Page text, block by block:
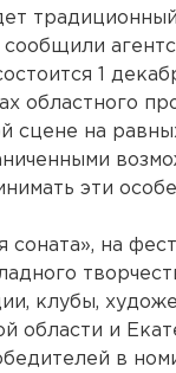
сообщили
1
областного
сцене на
эти
на
клубы,
области и
в